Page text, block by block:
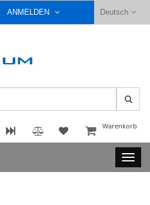
Deutsch
ANMELDEN
Warenkorb